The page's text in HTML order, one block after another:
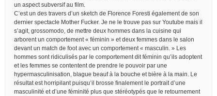
un aspect subversif au film.
C’est un des travers d’un sketch de Florence Foresti également de son
dernier spectacle Mother Fucker. Je ne le trouve pas sur Youtube mais il
s’agit, grossomodo, de mettre deux hommes dans la cuisine qui
arborent un comportement « féminin » et deux femmes dans le salon
devant un match de foot avec un comportement « masculin. » Les
hommes sont ridiculisés par le comportement dit féminin qu’ils adoptent
et les femmes se contentent de prendre le pouvoir par une
hypermasculinisation, blague beauf à la bouche et bière à la main. Le
résultat est horripilant puisqu’il brosse finalement le portrait d’une
masculinité et d’une féminité plus que stéréotypés que le retournement